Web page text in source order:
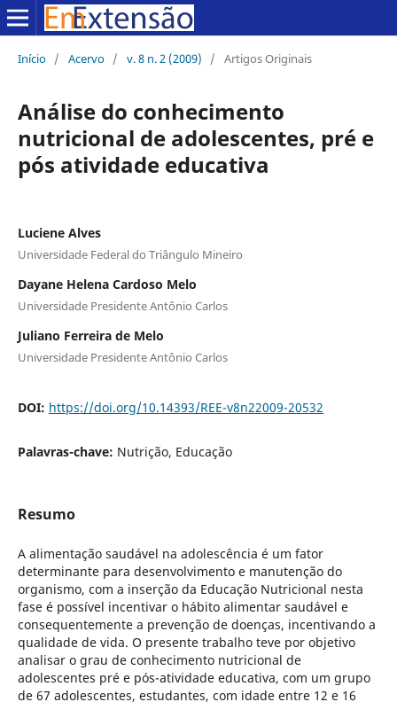
Início / Acervo / v. 8 n. 2 (2009) / Artigos Originais
Análise do conhecimento
nutricional de adolescentes, pré e
pós atividade educativa
Luciene Alves
Universidade Federal do Triângulo Mineiro
Dayane Helena Cardoso Melo
Universidade Presidente Antônio Carlos
Juliano Ferreira de Melo
Universidade Presidente Antônio Carlos
DOI: https://doi.org/10.14393/REE-v8n22009-20532
Palavras-chave: Nutrição, Educação
Resumo
A alimentação saudável na adolescência é um fator
determinante para desenvolvimento e manutenção do
organismo, com a inserção da Educação Nutricional nesta
fase é possível incentivar o hábito alimentar saudável e
consequentemente a prevenção de doenças, incentivando a
qualidade de vida. O presente trabalho teve por objetivo
analisar o grau de conhecimento nutricional de
adolescentes pré e pós-atividade educativa, com um grupo
de 67 adolescentes, estudantes, com idade entre 12 e 16